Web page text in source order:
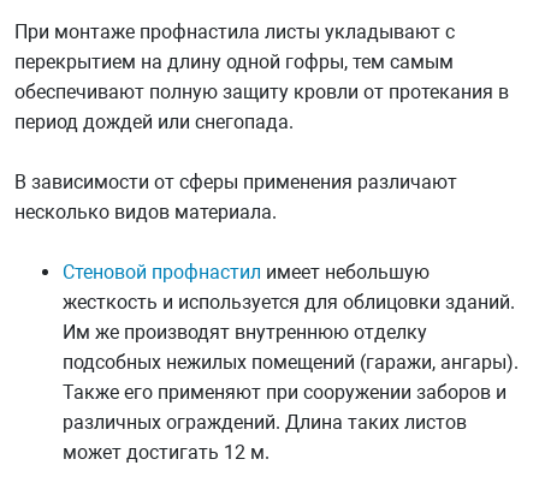
При монтаже профнастила листы укладывают с
перекрытием на длину одной гофры, тем самым
обеспечивают полную защиту кровли от протекания в
период дождей или снегопада.
В зависимости от сферы применения различают
несколько видов материала.
Стеновой профнастил имеет небольшую
жесткость и используется для облицовки зданий.
Им же производят внутреннюю отделку
подсобных нежилых помещений (гаражи, ангары).
Также его применяют при сооружении заборов и
различных ограждений. Длина таких листов
может достигать 12 м.